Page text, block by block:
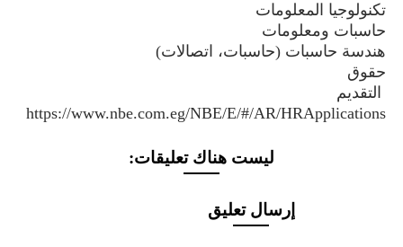
تكنولوجيا المعلومات
حاسبات ومعلومات
هندسة حاسبات (حاسبات، اتصالات)
حقوق
التقديم
https://www.nbe.com.eg/NBE/E/#/AR/HRApplications
ليست هناك تعليقات:
إرسال تعليق